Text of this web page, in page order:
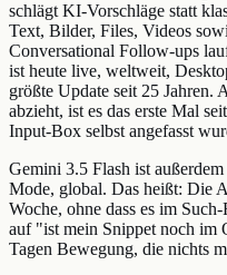
schlägt KI-Vorschläge statt
Text, Bilder, Files, Videos
Conversational Follow-ups
ist heute live, weltweit,
größte Update seit 25 Jahren.
abzieht, ist es das erste Mal
Input-Box selbst angefasst
Gemini 3.5 Flash ist
Mode, global. Das heißt: Die
Woche, ohne dass es im
auf "ist mein Snippet noch im
Tagen Bewegung, die nichts